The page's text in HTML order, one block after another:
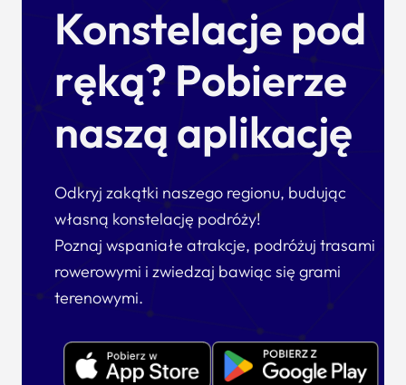
Konstelacje pod
ręką? Pobierze
naszą aplikację
Odkryj zakątki naszego regionu, budując
własną konstelację podróży!
Poznaj wspaniałe atrakcje, podróżuj trasami
rowerowymi i zwiedzaj bawiąc się grami
terenowymi.